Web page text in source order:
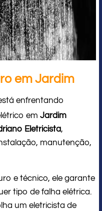
em Jardim
enfrentando
em Jardim
Eletricista,
manutenção,
e técnico, ele garante
tipo de falha elétrica.
um eletricista de